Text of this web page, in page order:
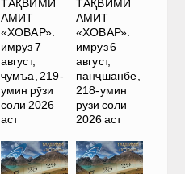
ТАҚВИМИ
АМИТ
«ХОВАР»:
имрӯз 7
август,
ҷумъа, 219-
умин рӯзи
соли 2026
аст
ТАҚВИМИ
АМИТ
«ХОВАР»:
имрӯз 6
август,
панҷшанбе,
218-умин
рӯзи соли
2026 аст